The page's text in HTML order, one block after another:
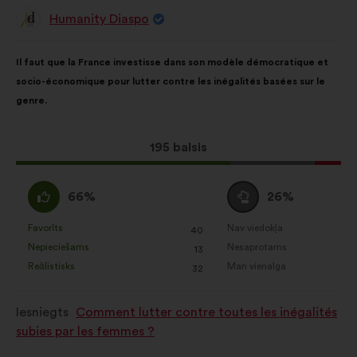
PriekšlikumuHumanity Diaspo
saturs:
Il faut que la France investisse dans son modèle démocratique et
socio-économique pour lutter contre les inégalités basées sur le
genre.
Šis
priekšlikums
195 balsis
ir
šāds:
Piekrītu
:
66%
kā:
Favorīts
: 40
reize(-
s)
Nepieciešams
: 13
reize(-
s)
Reālistisks
: 32
reize(-
Neitrāls
balsojums
:
26%
kā:
Nav viedokļa
:reize(-
s)
Nesaprotams
:reize(-
s)
Man vienalga
:reize(-
Iesniegts
Comment lutter contre toutes les inégalités
subies par les femmes ?